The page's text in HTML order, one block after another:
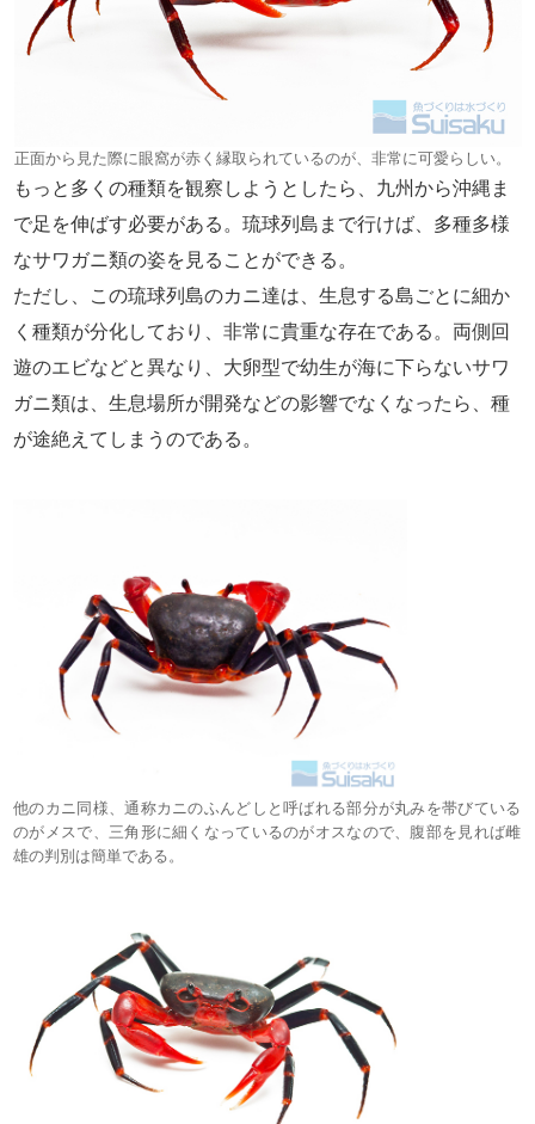
正面から見た際に眼窩が赤く縁取られているのが、非常に可愛らしい。
もっと多くの種類を観察しようとしたら、九州から沖縄ま
で足を伸ばす必要がある。琉球列島まで行けば、多種多様
なサワガニ類の姿を見ることができる。
ただし、この琉球列島のカニ達は、生息する島ごとに細か
く種類が分化しており、非常に貴重な存在である。両側回
遊のエビなどと異なり、大卵型で幼生が海に下らないサワ
ガニ類は、生息場所が開発などの影響でなくなったら、種
が途絶えてしまうのである。
他のカニ同様、通称カニのふんどしと呼ばれる部分が丸みを帯びている
のがメスで、三角形に細くなっているのがオスなので、腹部を見れば雌
雄の判別は簡単である。